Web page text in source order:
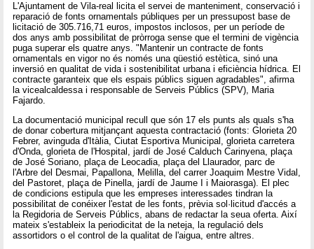
L'Ajuntament de Vila-real licita el servei de manteniment, conservació i
reparació de fonts ornamentals públiques per un pressupost base de
licitació de 305.716,71 euros, impostos inclosos, per un període de
dos anys amb possibilitat de pròrroga sense que el termini de vigència
puga superar els quatre anys. "Mantenir un contracte de fonts
ornamentals en vigor no és només una qüestió estètica, sinó una
inversió en qualitat de vida i sostenibilitat urbana i eficiència hídrica. El
contracte garanteix que els espais públics siguen agradables", afirma
la vicealcaldessa i responsable de Serveis Públics (SPV), Maria
Fajardo.
La documentació municipal recull que són 17 els punts als quals s'ha
de donar cobertura mitjançant aquesta contractació (fonts: Glorieta 20
Febrer, avinguda d'Itàlia, Ciutat Esportiva Municipal, glorieta carretera
d'Onda, glorieta de l'Hospital, jardí de José Calduch Carinyena, plaça
de José Soriano, plaça de Leocadia, plaça del Llaurador, parc de
l'Arbre del Desmai, Papallona, Melilla, del carrer Joaquim Mestre Vidal,
del Pastoret, plaça de Pinella, jardí de Jaume I i Maiorasga). El plec
de condicions estipula que les empreses interessades tindran la
possibilitat de conéixer l'estat de les fonts, prèvia sol·licitud d'accés a
la Regidoria de Serveis Públics, abans de redactar la seua oferta. Així
mateix s'estableix la periodicitat de la neteja, la regulació dels
assortidors o el control de la qualitat de l'aigua, entre altres.